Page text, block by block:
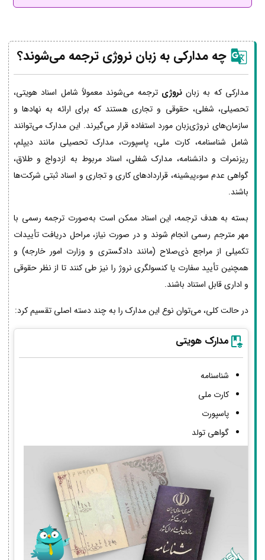
چه مدارکی به زبان نروژی ترجمه می‌شوند؟
مدارکی که به زباننروژی ترجمه می‌شوند معمولاً شامل اسناد هویتی،
تحصیلی، شغلی، حقوقی و تجاری هستند که برای ارائه به نهادها و
سازمان‌های نروژی‌زبان مورد استفاده قرار می‌گیرند. این مدارک می‌توانند
شامل شناسنامه، کارت ملی، پاسپورت، مدارک تحصیلی مانند دیپلم،
ریزنمرات و دانشنامه، مدارک شغلی، اسناد مربوط به ازدواج و طلاق،
گواهی عدم سوءپیشینه، قراردادهای کاری و تجاری و اسناد ثبتی شرکت‌ها
باشند.
بسته به هدف ترجمه، این اسناد ممکن است به‌صورت ترجمه رسمی با
مهر مترجم رسمی انجام شوند و در صورت نیاز، مراحل دریافت تأییدات
تکمیلی از مراجع ذی‌صلاح (مانند دادگستری و وزارت امور خارجه) و
همچنین تأیید سفارت یا کنسولگری نروژ را نیز طی کنند تا از نظر حقوقی
و اداری قابل استناد باشند.
در حالت کلی، می‌توان نوع این مدارک را به چند دسته اصلی تقسیم کرد:
مدارک هویتی
شناسنامه
کارت ملی
پاسپورت
گواهی تولد